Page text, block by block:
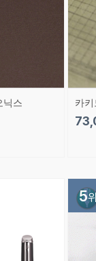
닉스 카
5